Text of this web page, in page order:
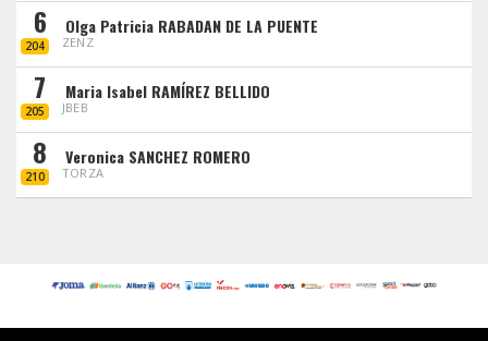
6
204
Olga Patricia RABADAN DE LA PUENTE
ZENZ
7
205
Maria Isabel RAMÍREZ BELLIDO
JBEB
8
210
Veronica SANCHEZ ROMERO
TORZA